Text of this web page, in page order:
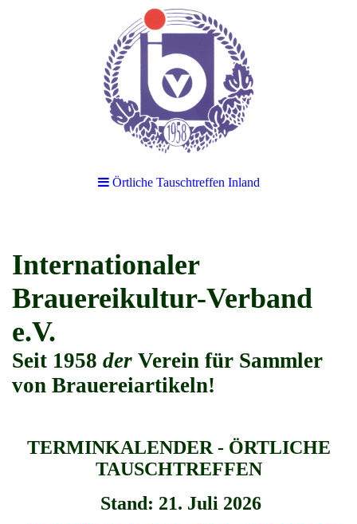
Örtliche Tauschtreffen Inland
Internationaler
Brauereikultur-Verband
e.V.
Seit 1958 der Verein für Sammler
von Brauereiartikeln!
TERMINKALENDER - ÖRTLICHE
TAUSCHTREFFEN
Stand: 21. Juli 2026